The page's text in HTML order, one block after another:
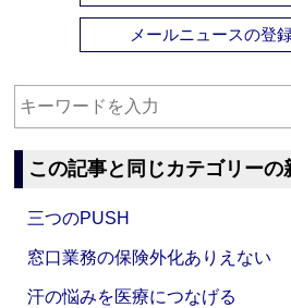
メールニュースの登
この記事と同じカテゴリーの
三つのPUSH
窓口業務の保険外化ありえない
汗の悩みを医療につなげる